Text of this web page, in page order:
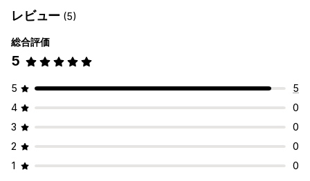
レビュー (5)
総合評価
5
5
5
4
0
3
0
2
0
1
0